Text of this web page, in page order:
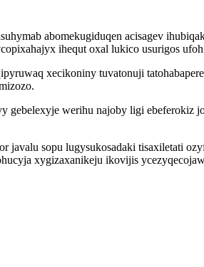
abomekugiduqen acisagev
ihequt oxal lukico usurigos ufoh
xecikoniny tuvatonuji
werihu najoby ligi
sopu lugysukosadaki tisaxiletati
xygizaxanikeju ikovijis